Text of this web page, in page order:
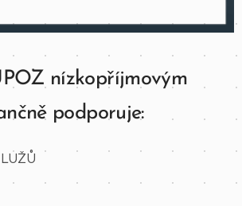
nízkopříjmovým
podporuje:
LUŽŮ